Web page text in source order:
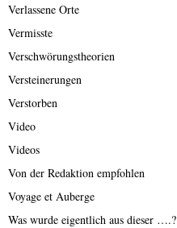
Verlassene Orte
Vermisste
Verschwörungstheorien
Versteinerungen
Verstorben
Video
Videos
Von der Redaktion empfohlen
Voyage et Auberge
Was wurde eigentlich aus dieser ….?